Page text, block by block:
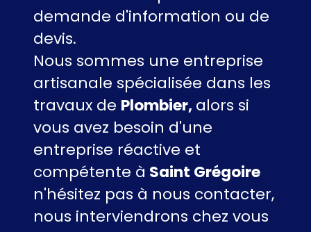
demande d'information ou de
devis.
Nous sommes une entreprise
artisanale spécialisée dans les
travaux de Plombier,alors si
vous avez besoin d'une
entreprise réactive et
compétente à Saint Grégoire
n'hésitez pas à nous contacter,
nous interviendrons chez vous